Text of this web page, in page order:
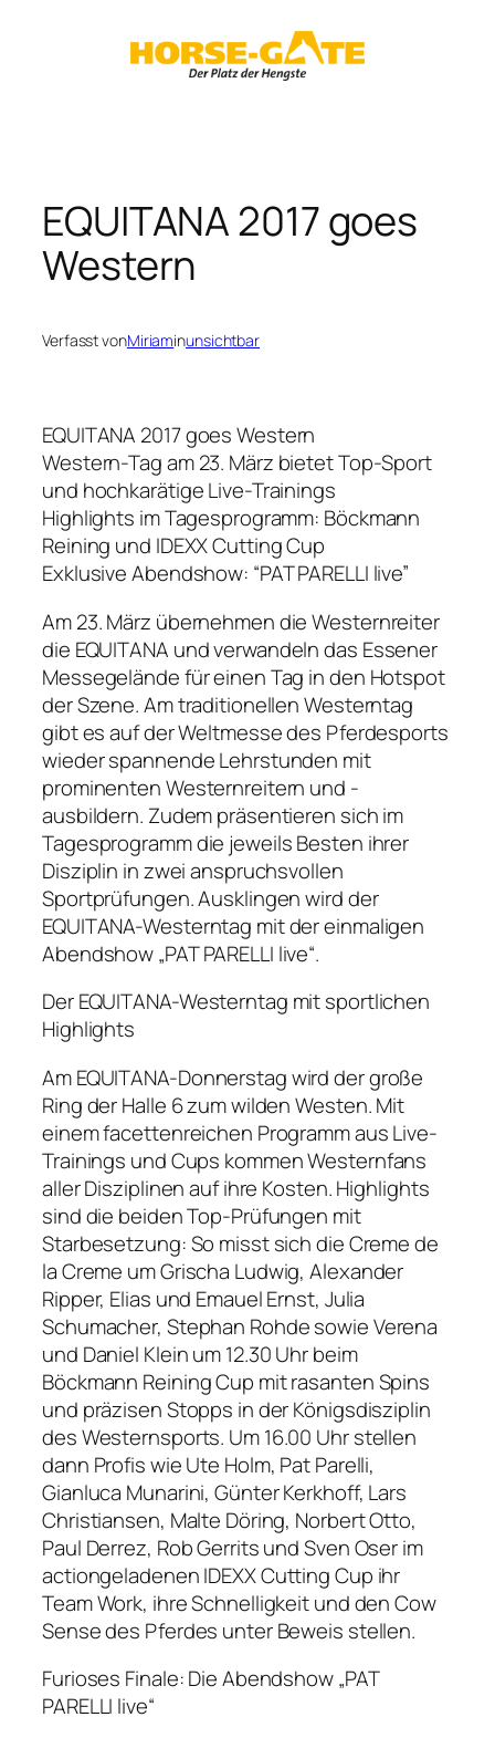
EQUITANA 2017 goes
Western
Verfasst vonMiriaminunsichtbar
EQUITANA 2017 goes Western
Western-Tag am 23. März bietet Top-Sport
und hochkarätige Live-Trainings
Highlights im Tagesprogramm: Böckmann
Reining und IDEXX Cutting Cup
Exklusive Abendshow: “PAT PARELLI live”
Am 23. März übernehmen die Westernreiter
die EQUITANA und verwandeln das Essener
Messegelände für einen Tag in den Hotspot
der Szene. Am traditionellen Westerntag
gibt es auf der Weltmesse des Pferdesports
wieder spannende Lehrstunden mit
prominenten Westernreitern und -
ausbildern. Zudem präsentieren sich im
Tagesprogramm die jeweils Besten ihrer
Disziplin in zwei anspruchsvollen
Sportprüfungen. Ausklingen wird der
EQUITANA-Westerntag mit der einmaligen
Abendshow „PAT PARELLI live“.
Der EQUITANA-Westerntag mit sportlichen
Highlights
Am EQUITANA-Donnerstag wird der große
Ring der Halle 6 zum wilden Westen. Mit
einem facettenreichen Programm aus Live-
Trainings und Cups kommen Westernfans
aller Disziplinen auf ihre Kosten. Highlights
sind die beiden Top-Prüfungen mit
Starbesetzung: So misst sich die Creme de
la Creme um Grischa Ludwig, Alexander
Ripper, Elias und Emauel Ernst, Julia
Schumacher, Stephan Rohde sowie Verena
und Daniel Klein um 12.30 Uhr beim
Böckmann Reining Cup mit rasanten Spins
und präzisen Stopps in der Königsdisziplin
des Westernsports. Um 16.00 Uhr stellen
dann Profis wie Ute Holm, Pat Parelli,
Gianluca Munarini, Günter Kerkhoff, Lars
Christiansen, Malte Döring, Norbert Otto,
Paul Derrez, Rob Gerrits und Sven Oser im
actiongeladenen IDEXX Cutting Cup ihr
Team Work, ihre Schnelligkeit und den Cow
Sense des Pferdes unter Beweis stellen.
Furioses Finale: Die Abendshow „PAT
PARELLI live“